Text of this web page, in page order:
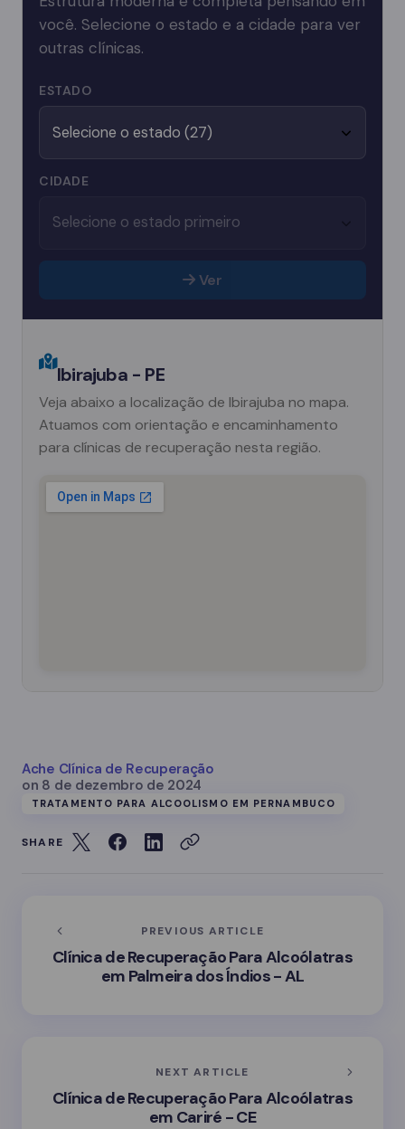
você. Selecione o estado e a cidade para ver
outras clínicas.
ESTADO
CIDADE
Ver
Ibirajuba - PE
Veja abaixo a localização de Ibirajuba no mapa.
Atuamos com orientação e encaminhamento
para clínicas de recuperação nesta região.
Ache Clínica de Recuperação
on 8 de dezembro de 2024
TRATAMENTO PARA ALCOOLISMO EM PERNAMBUCO
SHARE
PREVIOUS ARTICLE
Clínica de Recuperação Para Alcoólatras
em Palmeira dos Índios - AL
NEXT ARTICLE
Clínica de Recuperação Para Alcoólatras
em Cariré - CE